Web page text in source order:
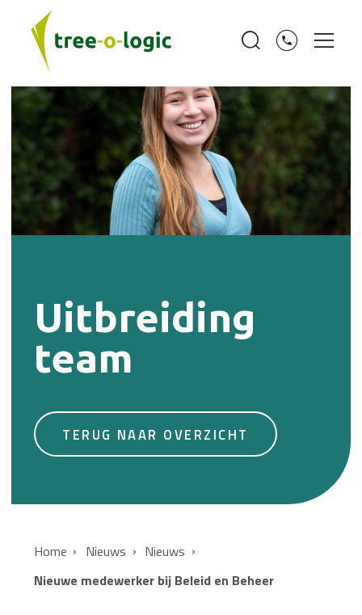
Uitbreiding
team
TERUG NAAR OVERZICHT
Home Nieuws
Nieuws
Nieuwe medewerker bij Beleid en Beheer